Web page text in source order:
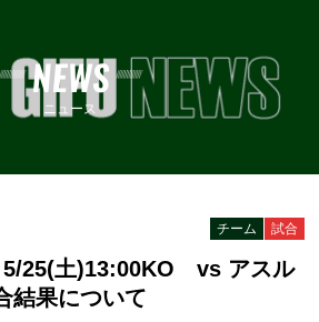
NEWS
ニュース
試合
チーム
5/25(土)13:00KO vs アスル
結果について